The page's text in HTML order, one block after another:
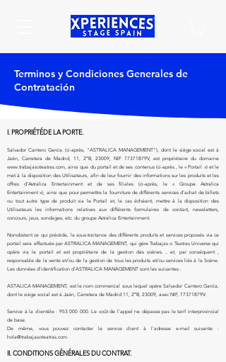
Terminos y Condiciones Generales de
Contratación
I. PROPRIÉTÉDE LA PORTE.
Salvador Cantero García. (ci-après, "ASTRALICA MANAGEMENT"), dont le siège social est à
Jaén, Carretera de Madrid, 11, 2ºB, 23009, NIF 77371879V, est propriétaire du domaine
www.trabajasoteatras.com, ainsi que du portail et de ses contenus (ci-après , le « Portail ») et le
met à la disposition des Utilisateurs, afin de leur fournir des informations sur les produits et les
offres d'Astralica Entertainment et de ses filiales (ci-après, le « Groupe Astralica
Entertainment »), ainsi que pour permettre la fourniture de différents services d'achat de billets
ou tout autre type de produit via le Portail et, le cas échéant, mettre à la disposition des
Utilisateurs les informations relatives aux différents formulaires de contact, newsletters,
concours, jeux, sondages, etc. du groupe Astralica Entertainment.
Nonobstant ce qui précède, la sous-traitance des différents produits et services proposés via ce
portail sera effectuée par ASTRALICA MANAGEMENT, qui gère Trabajas o Teatras Universe qui
opère via le portail et est propriétaire de la gestion des scènes. , et, par conséquent ,
responsable de la vente et/ou de la gestion de tous les produits et/ou services liés à la Scène.
Les données d'identification d'ASTRALICA MANAGEMENT sont les suivantes :
ASTALICA MANAGEMENT, est le nom commercial sous lequel opère Salvador Cantero García,
dont le siège social est à Jaén, Carretera de Madrid 11, 2ºB, 23009, avec NIF, 77371879V.
Service à la clientèle : 953 000 000. Le coût de l'appel ne dépasse pas le tarif interprovincial
de base.
De même, vous pouvez contacter le service client à l'adresse e-mail suivante :
hola@trabajasoteatras.com.
II. CONDITIONS GÉNÉRALES DU CONTRAT.